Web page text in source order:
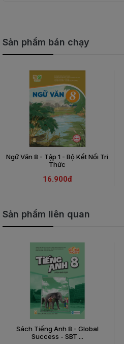
Sản phẩm bán chạy
Ngữ Văn 8 - Tập 1 - Bộ Kết Nối Tri
Thức
16.900đ
Sản phẩm liên quan
Sách Tiếng Anh 8 - Global
Success - SBT ...